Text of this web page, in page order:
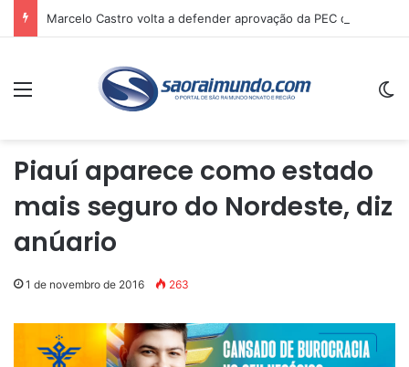
Menu
Piauí aparece como estado
mais seguro do Nordeste, diz
anúario
1 de novembro de 2016 263